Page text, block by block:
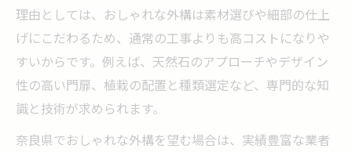
理由としては、おしゃれな外構は素材選びや細部の仕上
げにこだわるため、通常の工事よりも高コストになりや
すいからです。例えば、天然石のアプローチやデザイン
性の高い門扉、植栽の配置と種類選定など、専門的な知
識と技術が求められます。
奈良県でおしゃれな外構を望む場合は、実績豊富な業者